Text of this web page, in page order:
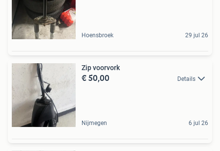
Hoensbroek 29 jul 26
Zip voorvork
€ 50,00 Details
Nijmegen 6 jul 26